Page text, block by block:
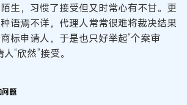
生，习惯了接受但又时常心有不甘。更
语焉不详，代理人常常很难将裁决结果
标申请人，于是也只好举起“个案审
“欣然”接受。
问题